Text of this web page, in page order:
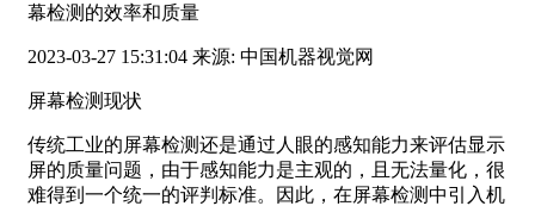
幕检测的效率和质量
2023-03-27 15:31:04 来源: 中国机器视觉网
屏幕检测现状
传统工业的屏幕检测还是通过人眼的感知能力来评估显示
屏的质量问题，由于感知能力是主观的，且无法量化，很
难得到一个统一的评判标准。因此，在屏幕检测中引入机